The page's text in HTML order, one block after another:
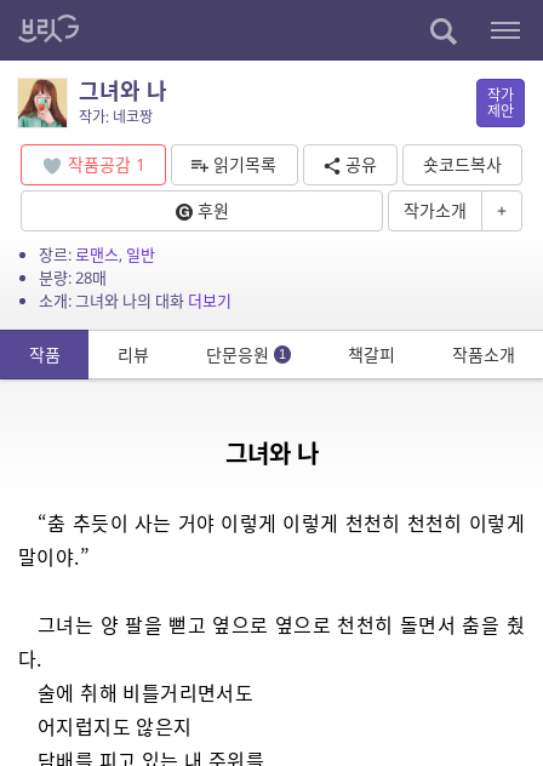
그녀와 나
작가: 네코짱
작가
제안
작품공감 1 읽기목록 공유
숏코드복사
후원
작가소개 +
장르:로맨스, 일반
분량: 28매
소개: 그녀와 나의 대화 더보기
작품 리뷰 단문응원 1 책갈피 작품소개
그녀와 나
“춤 추듯이 사는 거야 이렇게 이렇게 천천히 천천히 이렇게
말이야.”
그녀는 양 팔을 뻗고 옆으로 옆으로 천천히 돌면서 춤을 췄
다.
술에 취해 비틀거리면서도
어지럽지도 않은지
담배를 피고 있는 내 주위를